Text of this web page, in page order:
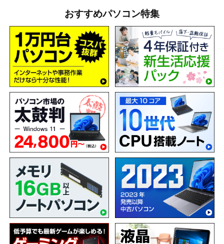
おすすめパソコン特集